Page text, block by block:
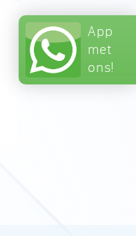
App
met
ons!